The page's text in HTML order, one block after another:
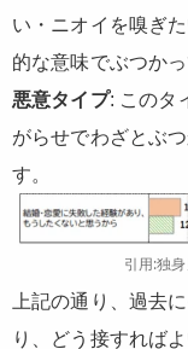
い・ニオイを嗅ぎ
的な意味でぶつか
悪意タイプ: このタ
がらせでわざとぶ
す。
引用:独
上記の通り、過去
り、どう接すれば